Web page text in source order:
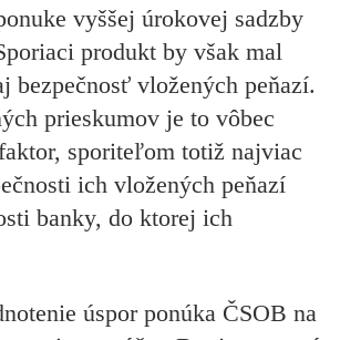
vyššej úrokovej sadzby
produkt by však mal
bezpečnosť vložených peňazí.
prieskumov je to vôbec
sporiteľom totiž najviac
ich vložených peňazí
banky, do ktorej ich
úspor ponúka ČSOB na